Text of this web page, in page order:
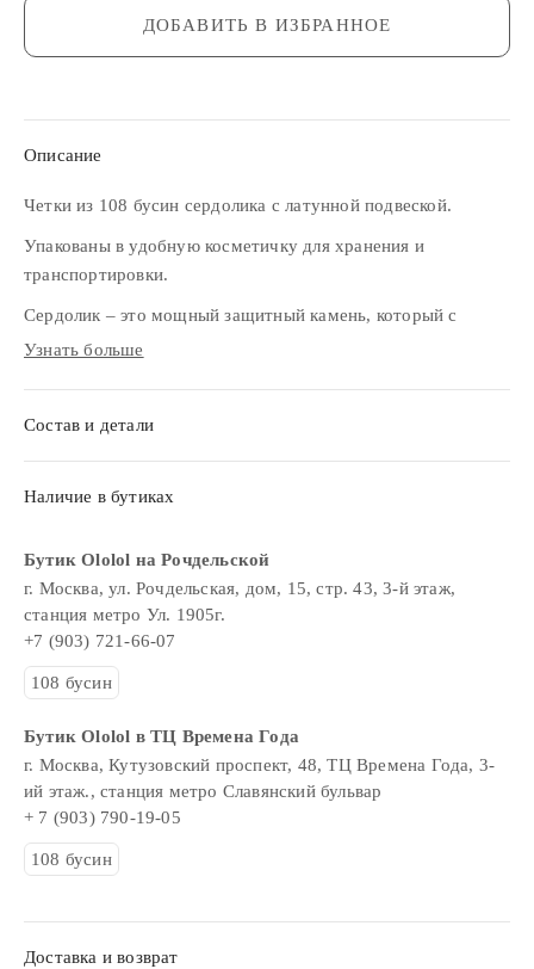
ДОБАВИТЬ В ИЗБРАННОЕ
Описание
Четки из 108 бусин сердолика с латунной подвеской.
Упакованы в удобную косметичку для хранения и
транспортировки.
Сердолик – это мощный защитный камень, который с
древних времен используется в медитации и различных
жизненные силы и изгоняет негативную энергию из
пространства, заменяя ее положительной.
разработаны специально для четок OLOLOL.
Узнать больше
Состав и детали
Наличие в бутиках
Бутик Ololol на Рочдельской
г. Москва, ул. Рочдельская, дом, 15, стр. 43, 3-й этаж,
станция метро Ул. 1905г.
+7 (903) 721-66-07
108 бусин
Бутик Ololol в ТЦ Времена Года
г. Москва, Кутузовский проспект, 48, ТЦ Времена Года, 3-
ий этаж., станция метро Славянский бульвар
+ 7 (903) 790-19-05
108 бусин
Доставка и возврат